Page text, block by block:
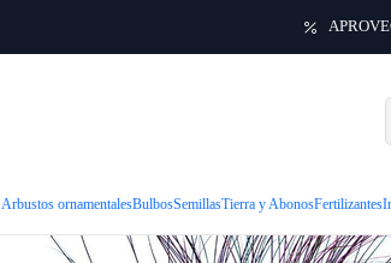
Arbustos ornamentalesBulbosSemillasTierra y AbonosFertilizantes